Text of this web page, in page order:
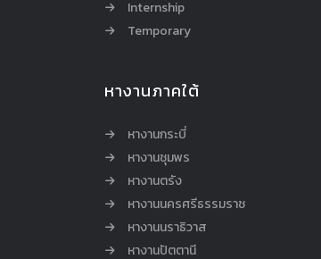
Internship
Temporary
หางานภาคใต้
หางานกระบี่
หางานชุมพร
หางานตรัง
หางานนครศรีธรรมราช
หางานนราธิวาส
หางานปัตตานี